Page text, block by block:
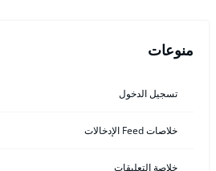
منوعات
تسجيل الدخول
خلاصات Feed الإدخالات
خلاصة التعليقات